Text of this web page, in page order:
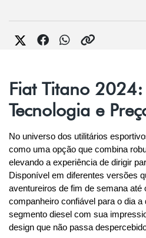
Fiat Titano 2024:
Tecnologia e
No universo dos utilitários
como uma opção que combina
elevando a experiência de dirigir
Disponível em diferentes versões
aventureiros de fim de semana até
companheiro confiável para o dia
segmento diesel com sua
design que não passa